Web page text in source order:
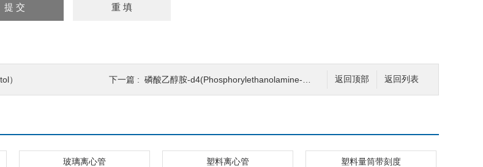
返回列表
返回顶部
） 下一篇 : 磷酸乙醇胺-d4(Phosphorylethanolamine-d4)
玻璃离心管 塑料离心管 塑料量筒带刻度